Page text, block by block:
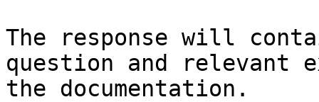
The response will
question and relevant
the documentation.